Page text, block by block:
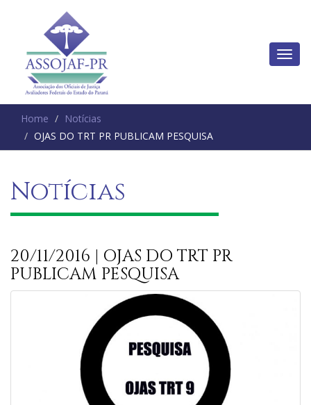
Home
Notícias
OJAS DO TRT PR PUBLICAM PESQUISA
Notícias
20/11/2016 | OJAS DO TRT PR
PUBLICAM PESQUISA